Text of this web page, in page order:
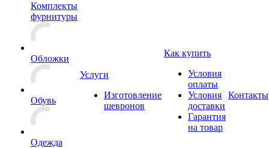
Комплекты
фурнитуры
Обложки
Обувь
Одежда
Услуги
Изготовление
шевронов
Как купить
Условия
оплаты
Условия
доставки
Гарантия
на товар
Контакты